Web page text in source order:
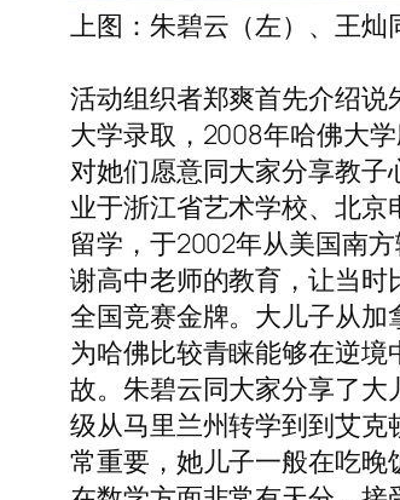
上图：朱碧云（左）、王灿
活动组织者郑爽首先介绍
大学录取，2008年哈佛大
对她们愿意同大家分享教
业于浙江省艺术学校、北
留学，于2002年从美国南
谢高中老师的教育，让当
全国竞赛金牌。大儿子从
为哈佛比较青睐能够在逆
故。朱碧云同大家分享了
级从马里兰州转学到到艾
常重要，她儿子一般在吃晚